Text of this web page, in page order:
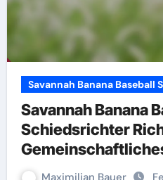
Savannah Banana
Savannah Banana
Schiedsrichter